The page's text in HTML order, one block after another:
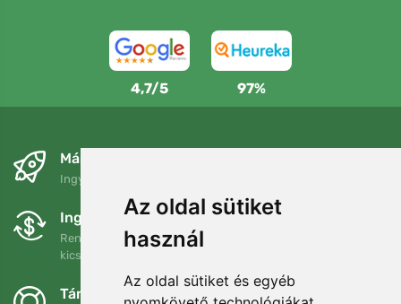
Az oldal sütiket
használ
Az oldal sütiket és egyéb
4,7/5 97%
Másnapra és ingyenesen
Ingyenes szállítás a következő összeg felett: 80 EUR
Ingyenes csere és visszaküldés
Rendelését 90 napon belül bármikor visszaküldheti vagy
kicserélheti.
Támogatjuk a Trees.org-ot